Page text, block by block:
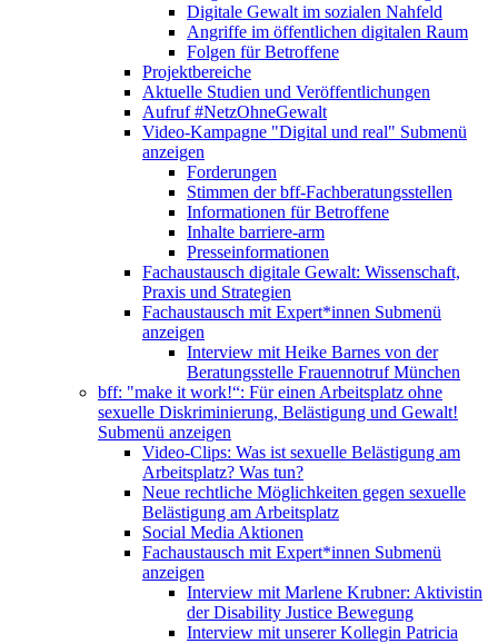
Digitale Gewalt im sozialen Nahfeld
Angriffe im öffentlichen digitalen Raum
Folgen für Betroffene
Projektbereiche
Aktuelle Studien und Veröffentlichungen
Aufruf #NetzOhneGewalt
Video-Kampagne "Digital und real" Submenü
anzeigen
Forderungen
Stimmen der bff-Fachberatungsstellen
Informationen für Betroffene
Inhalte barriere-arm
Presseinformationen
Fachaustausch digitale Gewalt: Wissenschaft,
Praxis und Strategien
Fachaustausch mit Expert*innen Submenü
anzeigen
Interview mit Heike Barnes von der
Beratungsstelle Frauennotruf München
bff: "make it work!“: Für einen Arbeitsplatz ohne
sexuelle Diskriminierung, Belästigung und Gewalt!
Submenü anzeigen
Video-Clips: Was ist sexuelle Belästigung am
Arbeitsplatz? Was tun?
Neue rechtliche Möglichkeiten gegen sexuelle
Belästigung am Arbeitsplatz
Social Media Aktionen
Fachaustausch mit Expert*innen Submenü
anzeigen
Interview mit Marlene Krubner: Aktivistin
der Disability Justice Bewegung
Interview mit unserer Kollegin Patricia